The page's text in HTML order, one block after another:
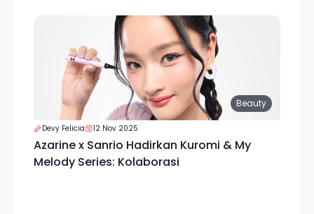
Beauty
Devy Felicia 12 Nov 2025
Azarine x Sanrio Hadirkan Kuromi & My
Melody Series: Kolaborasi